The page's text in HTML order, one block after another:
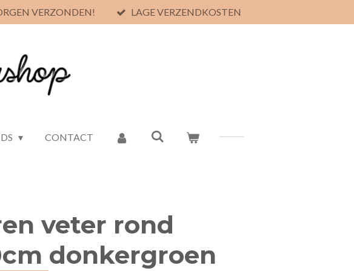
VERZONDEN! LAGE VERZENDKOSTEN
CONTACT
veter rond
donkergroen